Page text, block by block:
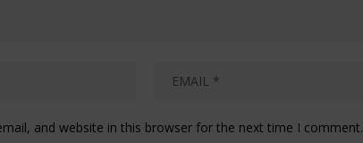
and website in this browser for the next time I comment.